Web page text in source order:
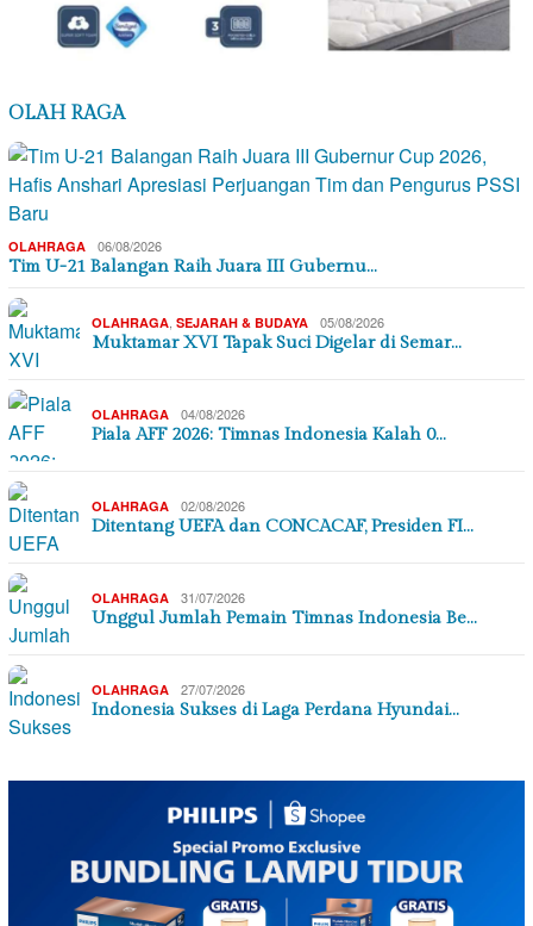
OLAH RAGA
OLAHRAGA 06/08/2026
Tim U-21 Balangan Raih Juara III Gubernu…
OLAHRAGA SEJARAH & BUDAYA 05/08/2026
Muktamar XVI Tapak Suci Digelar di Semar…
OLAHRAGA 04/08/2026
Piala AFF 2026: Timnas Indonesia Kalah 0…
OLAHRAGA 02/08/2026
Ditentang UEFA dan CONCACAF, Presiden FI…
OLAHRAGA 31/07/2026
Unggul Jumlah Pemain Timnas Indonesia Be…
OLAHRAGA 27/07/2026
Indonesia Sukses di Laga Perdana Hyundai…